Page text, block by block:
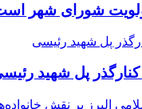
شورای شهر
کنارگذر پل شهید